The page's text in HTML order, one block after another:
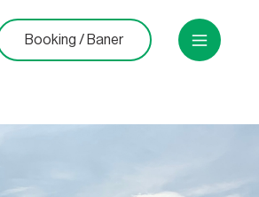
Booking / Baner